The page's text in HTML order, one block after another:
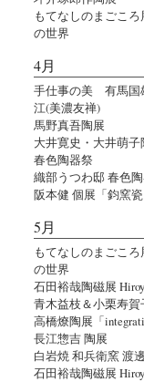
もてなしのまごこ
の世界
4月
手仕事の美 有馬国
江(美濃友禅)
馬野真吾陶展
大井寛史・大井萌子
春色陶器祭
織部うつわ邸 春色
阪本健 個展「鈞窯
5月
もてなしのまごこ
の世界
石田裕哉陶磁展
青木益枝＆小栗寿賀
高橋燎陶展「
長江惣吉 陶展
白岩焼 和兵衛窯 渡
石田裕哉陶磁展